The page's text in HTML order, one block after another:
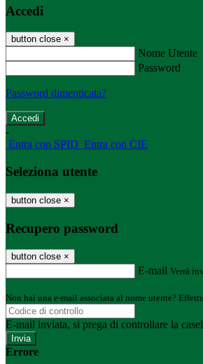
Accedi
button close ×
Nome Utente
Password
Password dimenticata?
-
Entra con SPID Entra con CIE
Seleziona utente
button close ×
Recupero password
button close ×
E-mail Verrà
Non hai una e-mail associata al nome utente?
E-mail inviata, si prega di controllare la
Errore